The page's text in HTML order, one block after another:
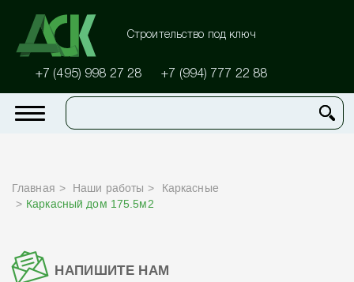
Строительство под ключ
+7 (495) 998 27 28 +7 (994) 777 22 88
Главная Наши работы
Каркасные
Каркасный дом 175.5м2
НАПИШИТЕ НАМ